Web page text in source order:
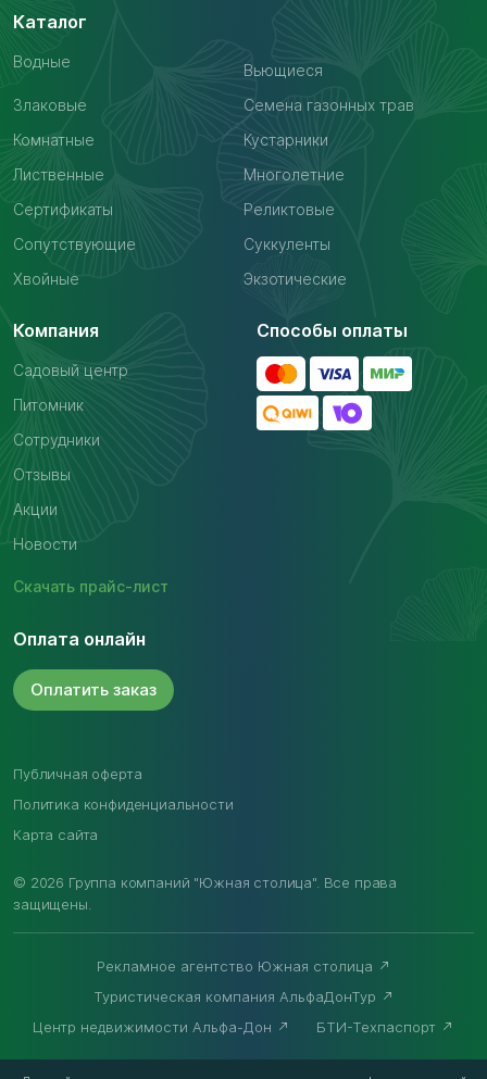
Каталог
Водные
Вьющиеся
Злаковые
Семена газонных трав
Комнатные
Кустарники
Лиственные
Многолетние
Сертификаты
Реликтовые
Сопутствующие
Суккуленты
Хвойные
Экзотические
Компания
Садовый центр
Питомник
Сотрудники
Отзывы
Акции
Новости
Скачать прайс-лист
Способы оплаты
Оплата онлайн
Оплатить заказ
© 2026 Группа компаний "Южная столица". Все права
защищены.
Публичная оферта
Политика конфиденциальности
Карта сайта
Рекламное агентство Южная столица
Туристическая компания АльфаДонТур
Центр недвижимости Альфа-Дон
БТИ-Техпаспорт